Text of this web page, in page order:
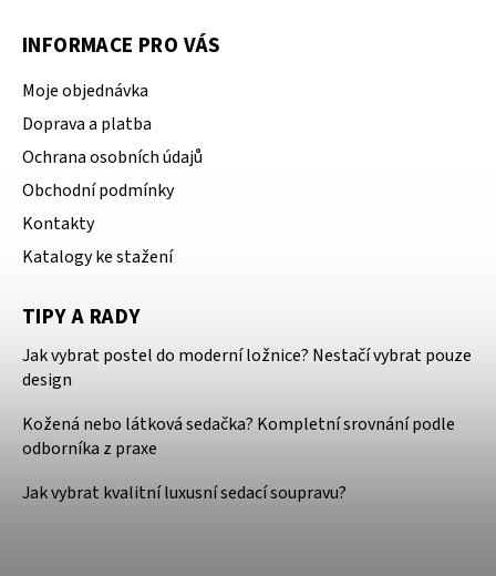
INFORMACE PRO VÁS
Moje objednávka
Doprava a platba
Ochrana osobních údajů
Obchodní podmínky
Kontakty
Katalogy ke stažení
TIPY A RADY
Jak vybrat postel do moderní ložnice? Nestačí vybrat pouze
design
Kožená nebo látková sedačka? Kompletní srovnání podle
odborníka z praxe
Jak vybrat kvalitní luxusní sedací soupravu?